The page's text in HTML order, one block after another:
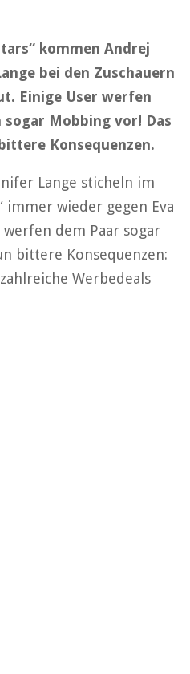
kommen Andrej
bei den Zuschauern
Einige User werfen
sogar Mobbing vor! Das
Konsequenzen.
Lange sticheln im
immer wieder gegen Eva
dem Paar sogar
bittere Konsequenzen:
Werbedeals